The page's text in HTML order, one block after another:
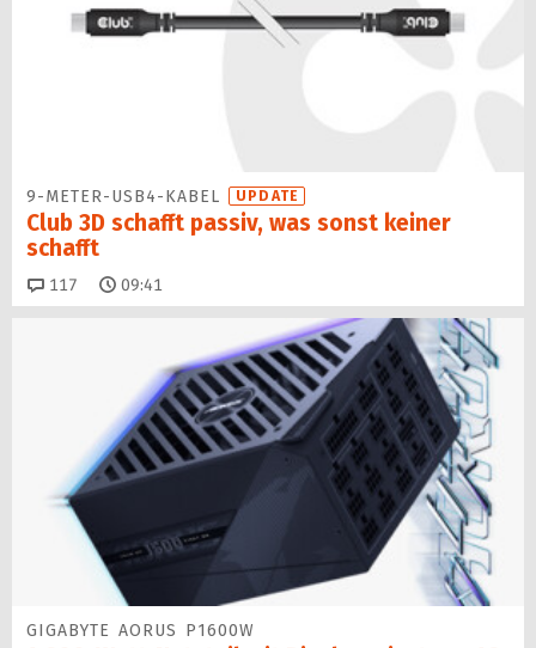
9-METER-USB4-KABEL UPDATE
Club 3D schafft passiv, was sonst keiner
schafft
117 Kommentare
09:41
GIGABYTE AORUS P1600W